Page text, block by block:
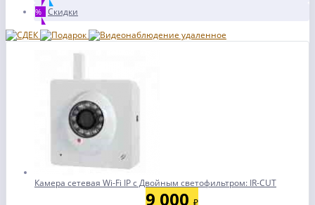
% Скидки
Камера сетевая Wi-Fi IP с Двойным светофильтром: IR-CUT
9 000 ₽